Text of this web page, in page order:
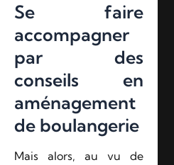
Se faire
accompagner
par des
conseils en
aménagement
de boulangerie
Mais alors, au vu de